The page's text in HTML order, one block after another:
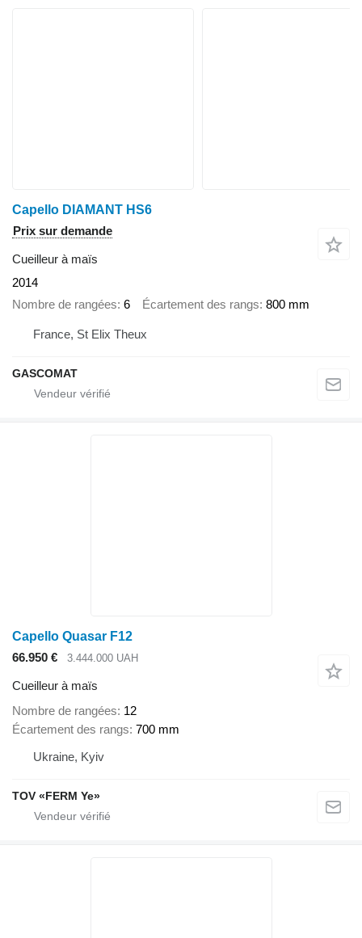
Capello DIAMANT HS6
Prix sur demande
Cueilleur à maïs
2014
Nombre de rangées 6 Écartement des rangs 800 mm
France, St Elix Theux
GASCOMAT
Capello Quasar F12
66.950 €
3.444.000 UAH
Cueilleur à maïs
Nombre de rangées 12
Écartement des rangs 700 mm
Ukraine, Kyiv
TOV «FERM Ye»